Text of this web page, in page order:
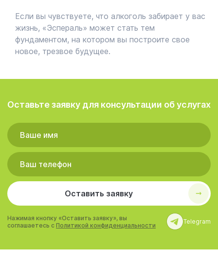
Если вы чувствуете, что алкоголь забирает у вас
жизнь, «Эспераль» может стать тем
фундаментом, на котором вы построите свое
новое, трезвое будущее.
Оставьте заявку для консультации об услугах
Оставить заявку
Нажимая кнопку «Оставить заявку», вы
соглашаетесь с Политикой конфиденциальности
Telegram